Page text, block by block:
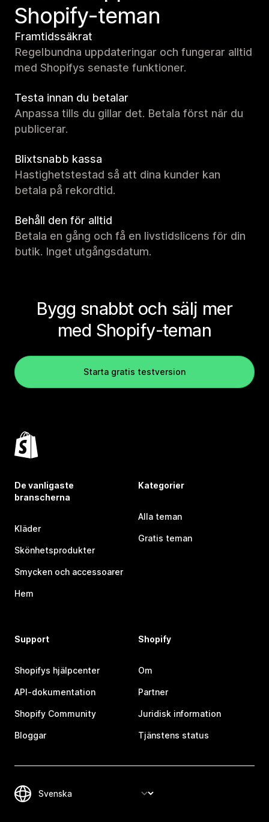
Shopify-teman
Framtidssäkrat
Regelbundna uppdateringar och fungerar alltid
med Shopifys senaste funktioner.
Testa innan du betalar
Anpassa tills du gillar det. Betala först när du
publicerar.
Blixtsnabb kassa
Hastighetstestad så att dina kunder kan
betala på rekordtid.
Behåll den för alltid
Betala en gång och få en livstidslicens för din
butik. Inget utgångsdatum.
Bygg snabbt och sälj mer
med Shopify-teman
Starta gratis testversion
De vanligaste
branscherna
Kläder
Skönhetsprodukter
Smycken och accessoarer
Hem
Kategorier
Alla teman
Gratis teman
Support
Shopifys hjälpcenter
API-dokumentation
Shopify Community
Bloggar
Shopify
Om
Partner
Juridisk information
Tjänstens status